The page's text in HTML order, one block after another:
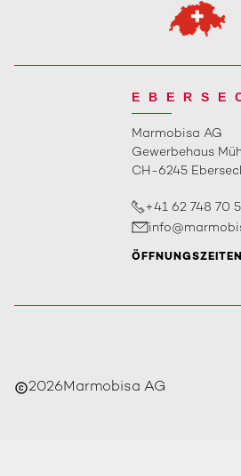
Marmobisa AG
Gewerbehaus
CH-6245
+41 62 748 70
ÖFFNUNGSZEITEN
copyright2026Marmobisa AG